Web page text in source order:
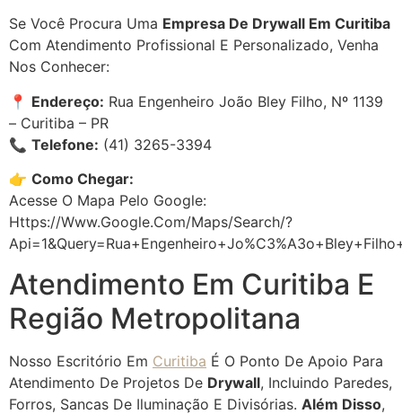
Se Você Procura Uma Empresa De Drywall Em Curitiba
Com Atendimento Profissional E Personalizado, Venha
Nos Conhecer:
📍 Endereço: Rua Engenheiro João Bley Filho, Nº 1139
– Curitiba – PR
📞 Telefone: (41) 3265-3394
👉 Como Chegar:
Acesse O Mapa Pelo Google:
Https://www.google.com/maps/search/?
Atendimento Em Curitiba E
Região Metropolitana
Nosso Escritório Em Curitiba É O Ponto De Apoio Para
Atendimento De Projetos De Drywall, Incluindo Paredes,
Forros, Sancas De Iluminação E Divisórias. Além Disso,